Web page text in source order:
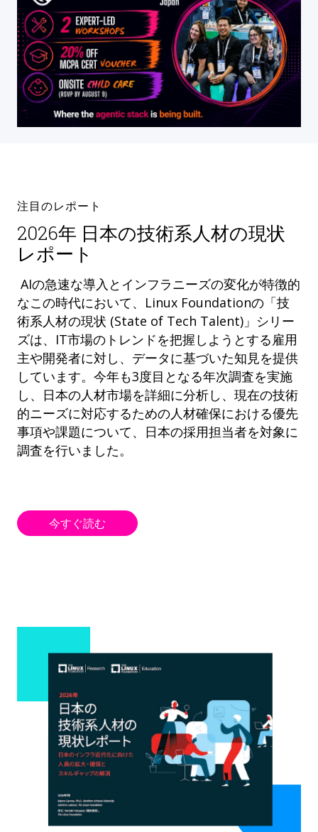
注目のレポート
2026年 日本の技術系人材の現状
レポート
AIの急速な導入とインフラニーズの変化が特徴的
なこの時代において、Linux Foundationの「技
術系人材の現状 (State of Tech Talent)」シリー
ズは、IT市場のトレンドを把握しようとする雇用
主や開発者に対し、データに基づいた知見を提供
しています。今年も3度目となる年次調査を実施
し、日本の人材市場を詳細に分析し、現在の技術
的ニーズに対応するための人材確保における優先
事項や課題について、日本の採用担当者を対象に
調査を行いました。
今すぐ読む